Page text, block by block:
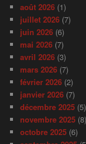
août 2026 (1)
juillet 2026 (7)
juin 2026 (6)
mai 2026 (7)
avril 2026 (3)
mars 2026 (7)
février 2026 (2)
janvier 2026 (7)
décembre 2025 (5)
novembre 2025 (8)
octobre 2025 (6)